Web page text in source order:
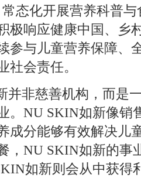
态化开展营养科普
极响应健康中国、乡
参与儿童营养保障、
社会责任。
并非慈善机构，而是
。NU SKIN如新像销
成分能够有效解决儿
，NU SKIN如新的事
如新则会从中获得